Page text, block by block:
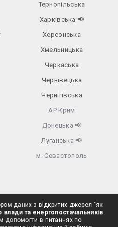
Тернопільська
Харківська 📢
Херсонська
Хмельницька
Черкаська
Чернівецька
Чернігівська
АР Крим
Донецька 📢
Луганська 📢
м. Севастополь
даних з відкритих джерел "як
та енергопостачальників.
в питаннях по